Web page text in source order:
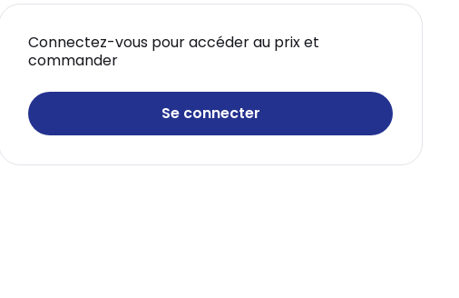
Connectez-vous pour accéder au prix et
commander
Se connecter